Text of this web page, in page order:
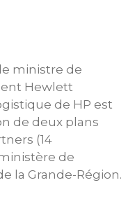
ministre de
Hewlett
de HP est
de deux plans
(14
de
la Grande-Région.